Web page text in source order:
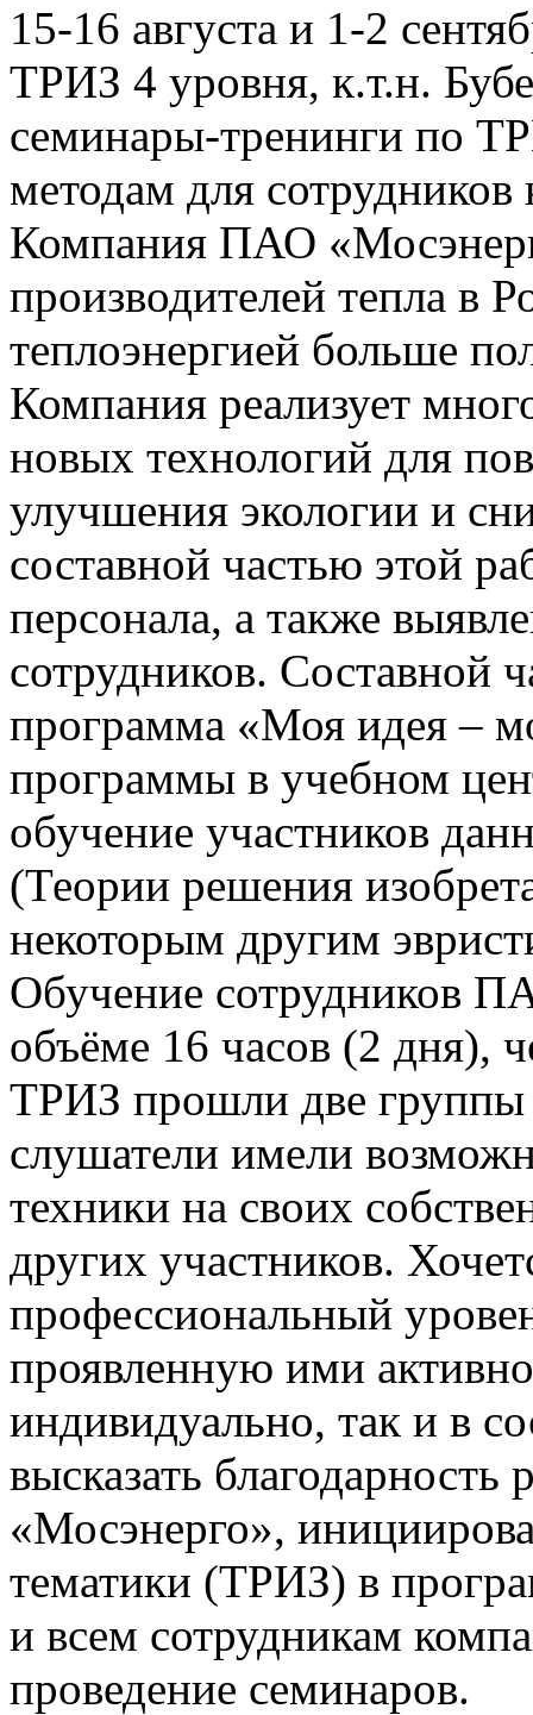
15-16 августа и 1-2
ТРИЗ 4 уровня, к.т.н.
семинары-тренинги по
методам для
Компания ПАО
производителей тепла в
теплоэнергией больше
Компания реализует
новых технологий для
улучшения экологии и
составной частью этой
персонала, а также
сотрудников. Составной
программа «Моя идея –
программы в учебном
обучение участников
(Теории решения
некоторым другим
Обучение сотрудников
объёме 16 часов (2 дня),
ТРИЗ прошли две группы
слушатели имели
техники на своих
других участников.
профессиональный
проявленную ими
индивидуально, так и в
высказать
«Мосэнерго»,
тематики (ТРИЗ) в
и всем сотрудникам
проведение семинаров.